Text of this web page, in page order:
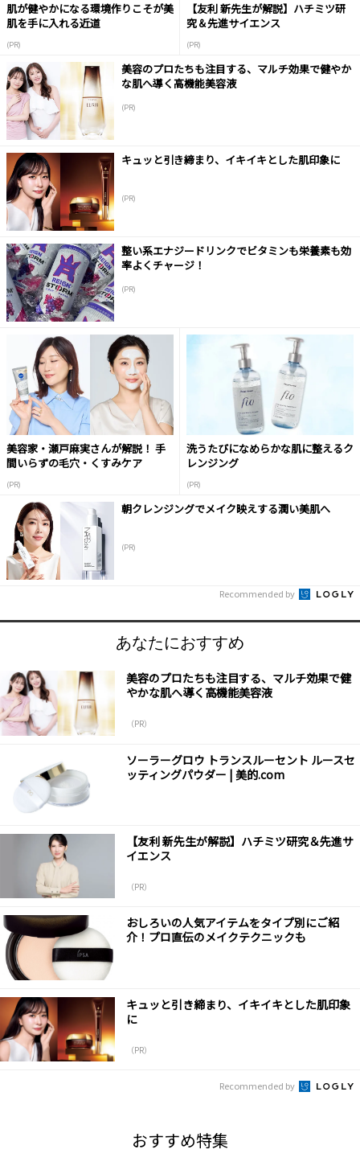
肌が健やかになる環境作りこそが美
肌を手に入れる近道
(PR)
【友利 新先生が解説】ハチミツ研
究＆先進サイエンス
(PR)
美容のプロたちも注目する、マルチ効果で健やか
な肌へ導く高機能美容液
(PR)
キュッと引き締まり、イキイキとした肌印象に
(PR)
整い系エナジードリンクでビタミンも栄養素も効
率よくチャージ！
(PR)
美容家・瀬戸麻実さんが解説！ 手
間いらずの毛穴・くすみケア
(PR)
洗うたびになめらかな肌に整えるク
レンジング
(PR)
朝クレンジングでメイク映えする潤い美肌へ
(PR)
Recommended by
あなたにおすすめ
美容のプロたちも注目する、マルチ効果で健
やかな肌へ導く高機能美容液
（PR）
ソーラーグロウ トランスルーセント ルースセ
ッティングパウダー | 美的.com
【友利 新先生が解説】ハチミツ研究＆先進サ
イエンス
（PR）
おしろいの人気アイテムをタイプ別にご紹
介！プロ直伝のメイクテクニックも
キュッと引き締まり、イキイキとした肌印象
に
（PR）
Recommended by
おすすめ特集